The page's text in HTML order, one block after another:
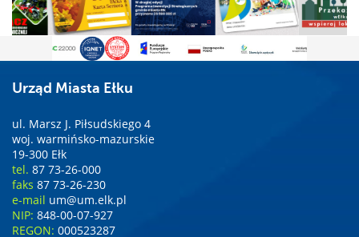
Urząd Miasta Ełku
ul. Marsz J. Piłsudskiego 4
woj. warmińsko-mazurskie
19-300 Ełk
tel. 87 73-26-000
faks 87 73-26-230
e-mail um@um.elk.pl
NIP: 848-00-07-927
REGON: 000523287